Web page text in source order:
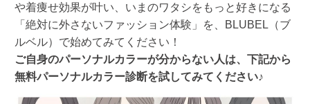
や着痩せ効果が叶い、いまのワタシをもっと好きになる
「絶対に外さないファッション体験」を、BLUBEL（ブ
ルベル）で始めてみてください！
ご自身のパーソナルカラーが分からない人は、下記から
無料パーソナルカラー診断を試してみてください♪